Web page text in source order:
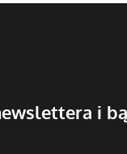
i